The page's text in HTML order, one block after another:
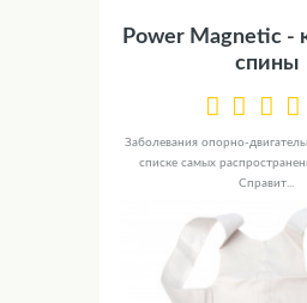
Power Magnetic -
спины
Заболевания опорно-
списке самых
Справит...